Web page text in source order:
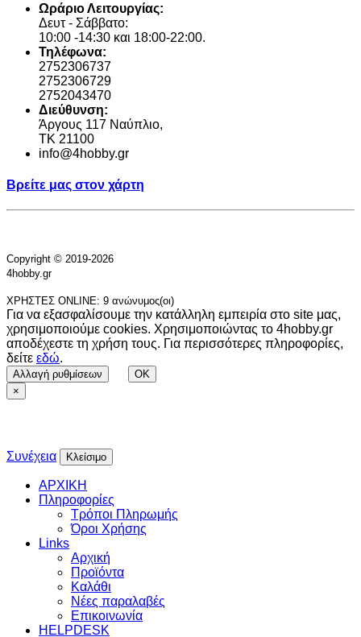
Ωράριο Λειτουργίας:
Δευτ - Σάββατο:
10:00 -14:30 και 18:00-22:00.
Τηλέφωνα:
2752306737
2752306729
2752043470
Διεύθυνση:
Άργους 117 Ναύπλιο,
TK 21100
info@4hobby.gr
Βρείτε μας στον χάρτη
Copyright © 2019-2026
4hobby.gr
ΧΡΗΣΤΕΣ ONLINE: 9 ανώνυμος(οι)
Για να εξασφαλίσουμε την κατάλληλη εμπειρία στο site μας,
χρησιμοποιούμε cookies. Χρησιμοποιώντας το 4hobby.gr
αποδέχεστε τη χρήση τους. Για περισσότερες πληροφορίες,
δείτε εδώ.
Αλλαγή ρυθμίσεων
OK
×
Συνέχεια Κλείσιμο
ΑΡΧΙΚΗ
Πληροφορίες
Τρόποι Πληρωμής
Όροι Χρήσης
Links
Αρχική
Προϊόντα
Καλάθι
Νέες παραλαβές
Επικοινωνία
HELPDESK